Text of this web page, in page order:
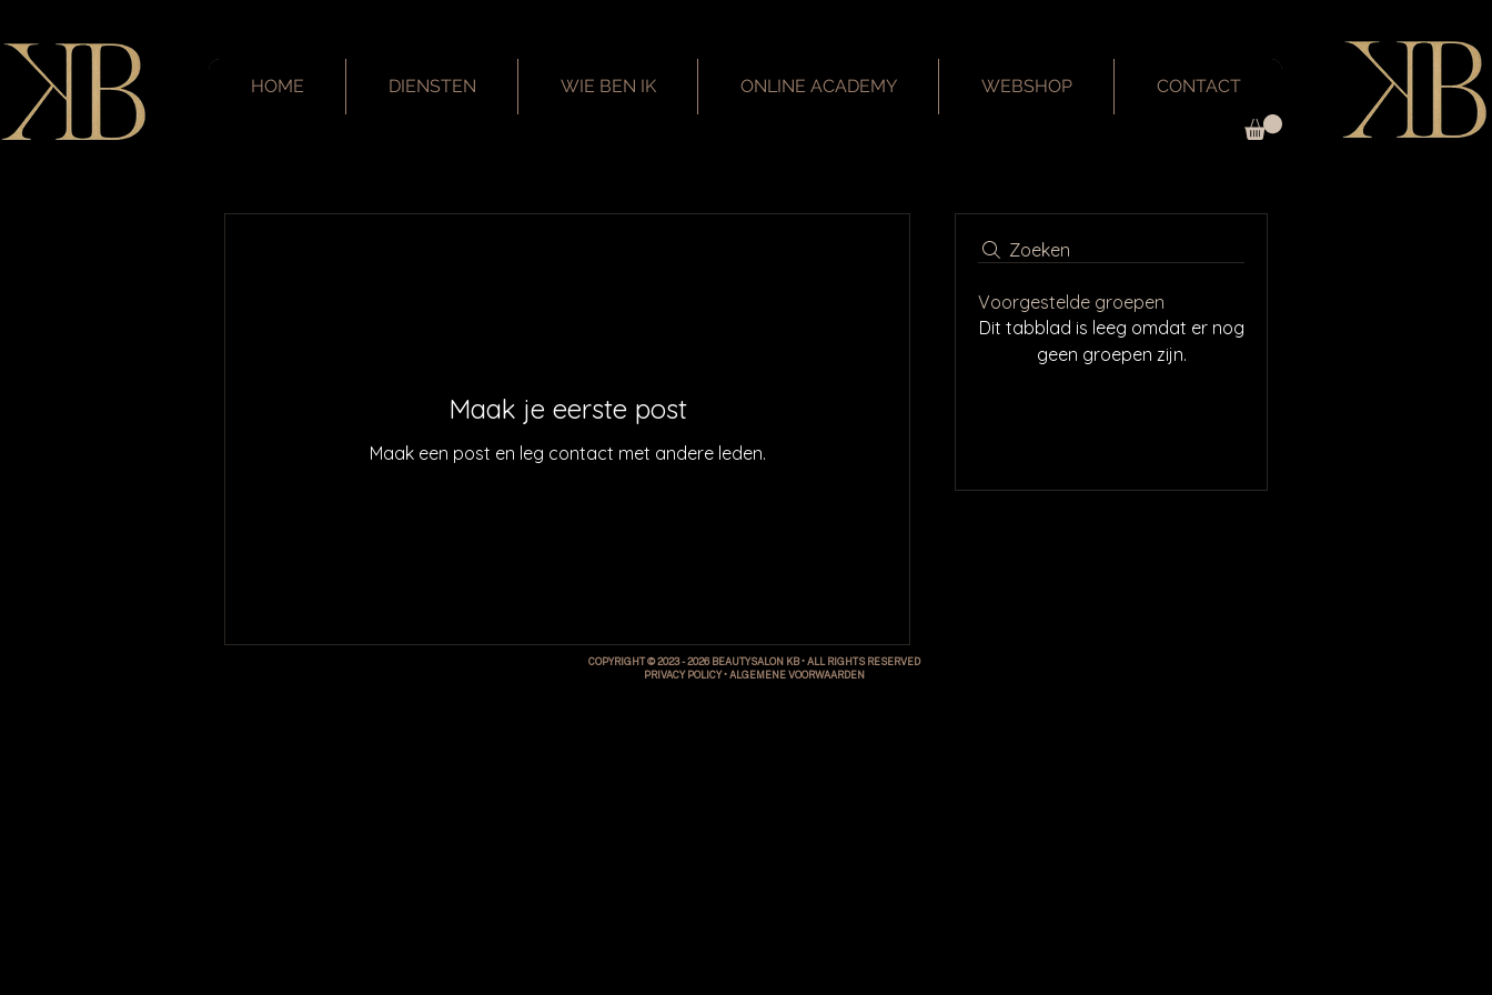
HOME DIENSTEN WIE BEN IK ONLINE ACADEMY WEBSHOP CONTACT
Zoeken
Voorgestelde groepen
Dit tabblad is leeg omdat er nog
geen groepen zijn.
Maak je eerste post
Maak een post en leg contact met andere leden.
COPYRIGHT © 2023 - 2026 BEAUTYSALON KB•ALL RIGHTS RESERVED
PRIVACY POLICY•ALGEMENE VOORWAARDEN